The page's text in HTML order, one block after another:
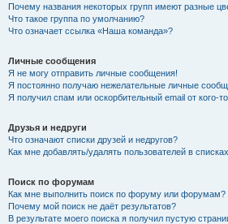
Почему названия некоторых групп имеют разные
Что такое группа по умолчанию?
Что означает ссылка «Наша команда»?
Личные сообщения
Я не могу отправить личные сообщения!
Я постоянно получаю нежелательные личные
Я получил спам или оскорбительный email от кого-
Друзья и недруги
Что означают списки друзей и недругов?
Как мне добавлять/удалять пользователей в
Поиск по форумам
Как мне выполнить поиск по форуму или форумам?
Почему мой поиск не даёт результатов?
В результате моего поиска я получил пустую